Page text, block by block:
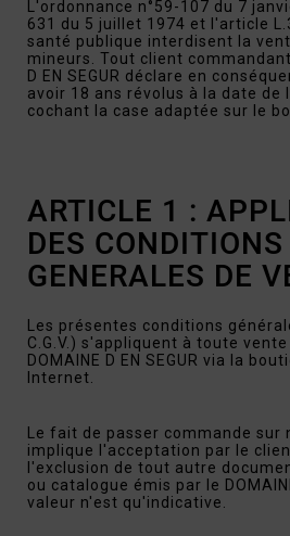
L'ordonnance n°59-107 du 7
631 du 5 juillet 1974 et l'article
santé publique interdisent la
mineurs. Tout client commandant
D EN SEGUR déclare en
avoir 18 ans révolus à la date de
cochant la case adaptée sur le
ARTICLE 1 :
DES CONDITIONS
GENERALES DE
Les présentes conditions
C.G.V.) s'appliquent à toute
DOMAINE D EN SEGUR via la
Internet.
Le fait de passer commande
implique l'acceptation par le
l'exclusion de tout autre
ou catalogue émis par le
valeur n'est qu'indicative.